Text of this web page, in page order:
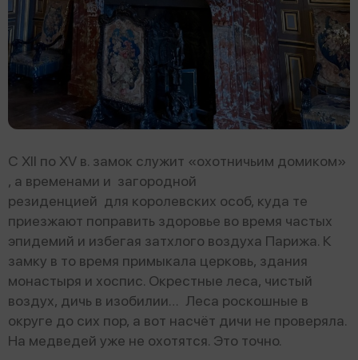
C XII по XV в. замок служит «охотничьим домиком»
, а временами и загородной
резиденцией для королевских особ, куда те
приезжают поправить здоровье во время частых
эпидемий и избегая затхлого воздуха Парижа. К
замку в то время примыкала церковь, здания
монастыря и хоспис. Окрестные леса, чистый
воздух, дичь в изобилии… Леса роскошные в
округе до сих пор, а вот насчёт дичи не проверяла.
На медведей уже не охотятся. Это точно.